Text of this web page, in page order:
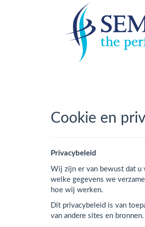
Cookie en
Privacybeleid
Wij zijn er van bewust dat u
welke gegevens we
hoe wij werken.
Dit privacybeleid is van
van andere sites en